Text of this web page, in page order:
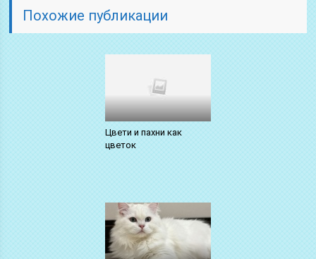
Похожие публикации
Цвети и пахни как
цветок